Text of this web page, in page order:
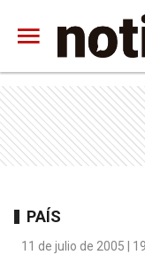
PAÍS
11 de julio de 2005 |